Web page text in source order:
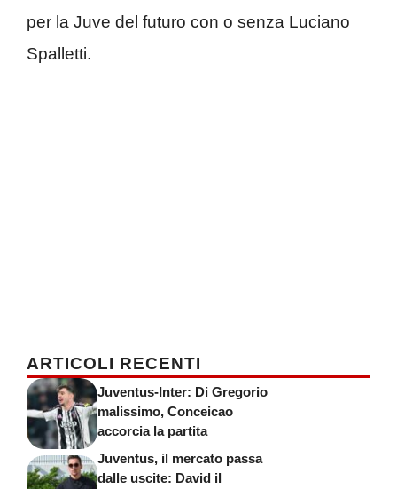
per la Juve del futuro con o senza Luciano
Spalletti.
ARTICOLI RECENTI
Juventus-Inter: Di Gregorio
malissimo, Conceicao
accorcia la partita
Juventus, il mercato passa
dalle uscite: David il